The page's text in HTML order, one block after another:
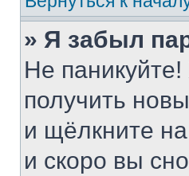
» Я забыл
Не
получить
и щёлкните
и скоро вы